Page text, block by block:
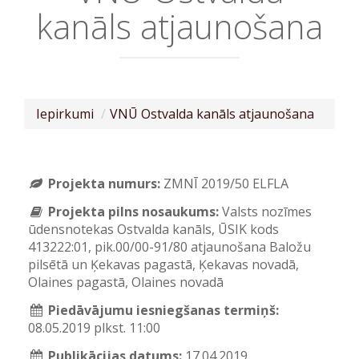
kanāls atjaunošana
Iepirkumi VNŪ Ostvalda kanāls atjaunošana
Projekta numurs: ZMNĪ 2019/50 ELFLA
Projekta pilns nosaukums:Valsts nozīmes
ūdensnotekas Ostvalda kanāls, ŪSIK kods
413222:01, pik.00/00-91/80 atjaunošana Baložu
pilsētā un Ķekavas pagastā, Ķekavas novadā,
Olaines pagastā, Olaines novadā
Piedāvājumu iesniegšanas termiņš:
08.05.2019 plkst. 11:00
Publikācijas datums: 17.04.2019